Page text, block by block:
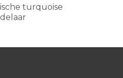
turquoise